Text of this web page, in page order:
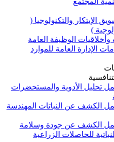
الإبتكار والتكنولوجيا (
)
الوظيفة العامة
الإدارة العامة للموارد
تحليل الأدوية والمستحضرات
الكشف عن النباتات المهندسة
الكشف عن جودة وسلامة
للحاصلات الزراعية